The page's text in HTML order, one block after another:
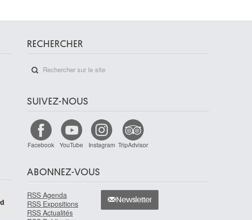
RECHERCHER
SUIVEZ-NOUS
Facebook YouTube Instagram TripAdvisor
ABONNEZ-VOUS
RSS Agenda
RSS Expositions
RSS Actualités
Newsletter